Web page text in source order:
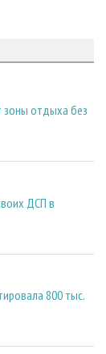
зоны отдыха без
ДСП в
800 тыс.